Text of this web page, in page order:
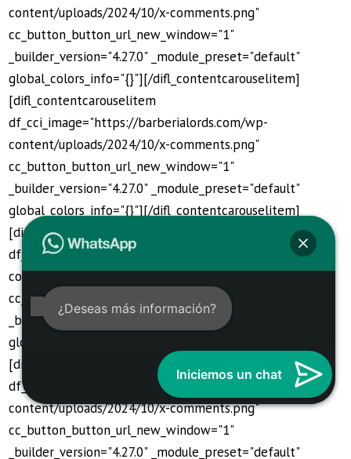
content/uploads/2024/10/x-comments.png"
cc_button_button_url_new_window="1"
_builder_version="4.27.0" _module_preset="default"
global_colors_info="{}"][/difl_contentcarouselitem]
[difl_contentcarouselitem
df_cci_image="https://barberialords.com/wp-
content/uploads/2024/10/x-comments.png"
cc_button_button_url_new_window="1"
_builder_version="4.27.0" _module_preset="default"
global_colors_info="{}"][/difl_contentcarouselitem]
[difl_contentcarouselitem
df_cci_image="https://barberialords.com/wp-
content/uploads/2024/10/x-comments.png"
cc_button_button_url_new_window="1"
_builder_version="4.27.0" _module_preset="default"
global_colors_info="{}"][/difl_contentcarouselitem]
[difl_contentcarouselitem
df_cci_image="https://barberialords.com/wp-
content/uploads/2024/10/x-comments.png"
cc_button_button_url_new_window="1"
_builder_version="4.27.0" _module_preset="default"
¿Deseas más información?
Iniciemos un chat